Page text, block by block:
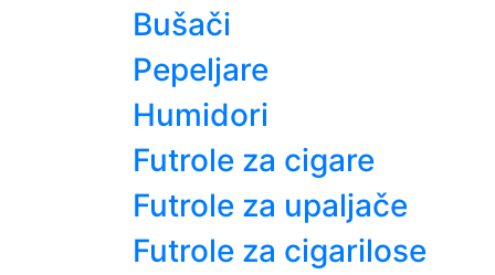
Bušači
Pepeljare
Humidori
Futrole za cigare
Futrole za upaljače
Futrole za cigarilose